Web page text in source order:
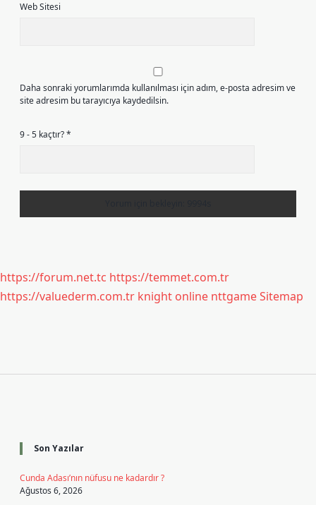
Web Sitesi
Daha sonraki yorumlarımda kullanılması için adım, e-posta adresim ve
site adresim bu tarayıcıya kaydedilsin.
9 - 5 kaçtır?*
https://forum.net.tc https://temmet.com.tr
https://valuederm.com.tr knight online nttgameSitemap
Son Yazılar
Cunda Adası’nın nüfusu ne kadardır ?
Ağustos 6, 2026